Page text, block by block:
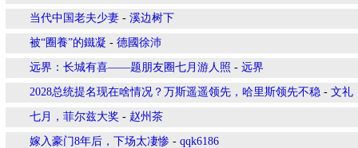
当代中国老夫少妻 - 溪边树下
被“圈養”的鐵凝 - 德國徐沛
远界：长城有喜——题朋友圈七月游人照 - 远界
2028总统提名现在啥情况？万斯遥遥领先，哈里斯领先不稳 - 文礼
七月，菲尔兹大奖 - 赵州茶
嫁入豪门8年后，下场太凄惨 - qqk6186